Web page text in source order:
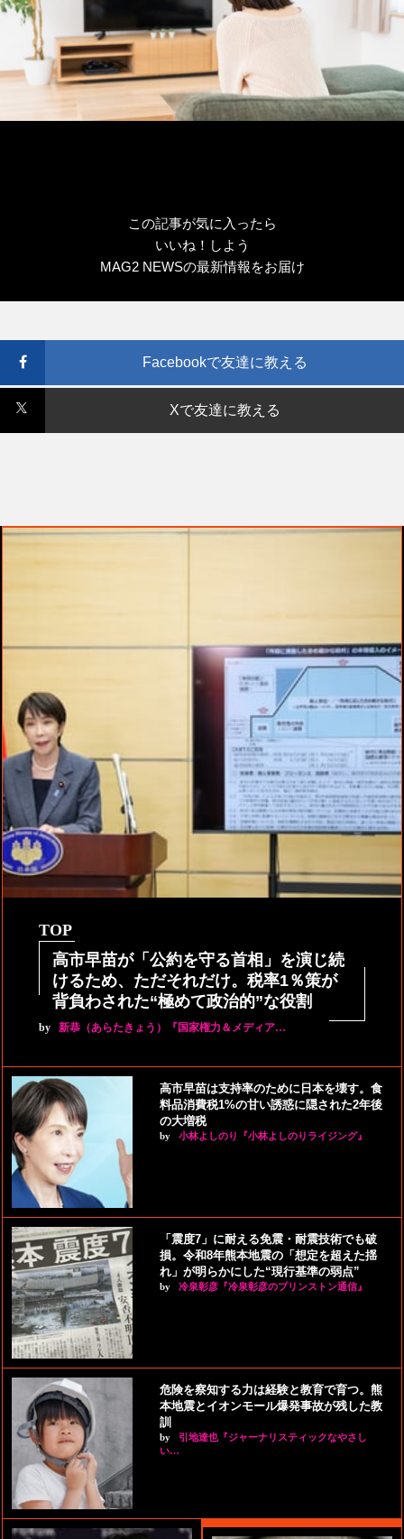
この記事が気に入ったら
いいね！しよう
MAG2 NEWSの最新情報をお届け
Facebookで友達に教える
Xで友達に教える
TOP
高市早苗が「公約を守る首相」を演じ続
けるため、ただそれだけ。税率1％策が
背負わされた“極めて政治的”な役割
by 新恭（あらたきょう）『国家権力＆メディア…
高市早苗は支持率のために日本を壊す。食
料品消費税1%の甘い誘惑に隠された2年後
の大増税
by 小林よしのり『小林よしのりライジング』
「震度7」に耐える免震・耐震技術でも破
損。令和8年熊本地震の「想定を超えた揺
れ」が明らかにした“現行基準の弱点”
by 冷泉彰彦『冷泉彰彦のプリンストン通信』
危険を察知する力は経験と教育で育つ。熊
本地震とイオンモール爆発事故が残した教
訓
by
引地達也『ジャーナリスティックなやさし
い…